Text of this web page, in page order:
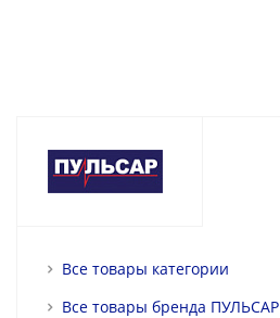
Все товары категории
Все товары бренда ПУЛЬСАР